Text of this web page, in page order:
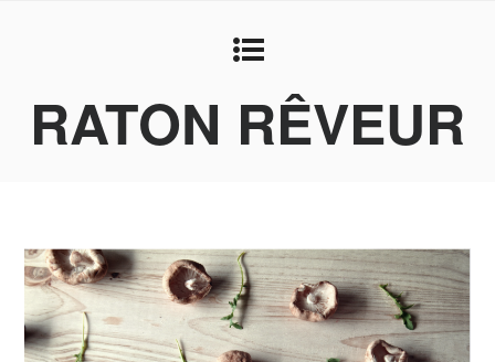
RATON RÊVEUR